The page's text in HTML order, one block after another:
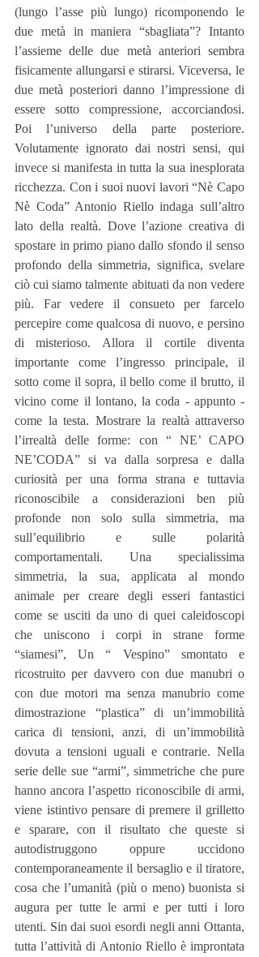
(lungo l’asse più lungo) ricomponendo le
due metà in maniera “sbagliata”? Intanto
l’assieme delle due metà anteriori sembra
fisicamente allungarsi e stirarsi. Viceversa, le
due metà posteriori danno l’impressione di
essere sotto compressione, accorciandosi.
Poi l’universo della parte posteriore.
Volutamente ignorato dai nostri sensi, qui
invece si manifesta in tutta la sua inesplorata
ricchezza. Con i suoi nuovi lavori “Nè Capo
Nè Coda” Antonio Riello indaga sull’altro
lato della realtà. Dove l’azione creativa di
spostare in primo piano dallo sfondo il senso
profondo della simmetria, significa, svelare
ciò cui siamo talmente abituati da non vedere
più. Far vedere il consueto per farcelo
percepire come qualcosa di nuovo, e persino
di misterioso. Allora il cortile diventa
importante come l’ingresso principale, il
sotto come il sopra, il bello come il brutto, il
vicino come il lontano, la coda - appunto -
come la testa. Mostrare la realtà attraverso
l’irrealtà delle forme: con “ NE’ CAPO
NE’CODA” si va dalla sorpresa e dalla
curiosità per una forma strana e tuttavia
riconoscibile a considerazioni ben più
profonde non solo sulla simmetria, ma
sull’equilibrio e sulle polarità
comportamentali. Una specialissima
simmetria, la sua, applicata al mondo
animale per creare degli esseri fantastici
come se usciti da uno di quei caleidoscopi
che uniscono i corpi in strane forme
“siamesi”, Un “ Vespino” smontato e
ricostruito per davvero con due manubri o
con due motori ma senza manubrio come
dimostrazione “plastica” di un’immobilità
carica di tensioni, anzi, di un’immobilità
dovuta a tensioni uguali e contrarie. Nella
serie delle sue “armi”, simmetriche che pure
hanno ancora l’aspetto riconoscibile di armi,
viene istintivo pensare di premere il grilletto
e sparare, con il risultato che queste si
autodistruggono oppure uccidono
contemporaneamente il bersaglio e il tiratore,
cosa che l’umanità (più o meno) buonista si
augura per tutte le armi e per tutti i loro
utenti. Sin dai suoi esordi negli anni Ottanta,
tutta l’attività di Antonio Riello è improntata